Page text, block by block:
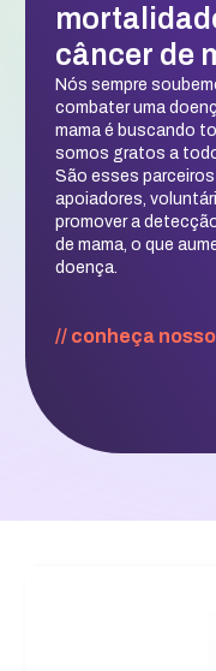
câncer de
Nós sempre
combater uma
mama é buscando
somos gratos a
São esses
apoiadores,
promover a
de mama, o que
doença.
// conheça